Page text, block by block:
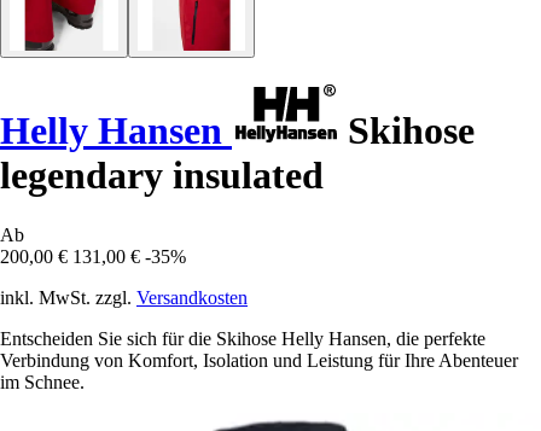
Helly Hansen
Skihose
legendary insulated
Ab
200,00 € 131,00 € -35%
inkl. MwSt. zzgl. Versandkosten
Entscheiden Sie sich für die Skihose Helly Hansen, die perfekte
Verbindung von Komfort, Isolation und Leistung für Ihre Abenteuer
im Schnee.